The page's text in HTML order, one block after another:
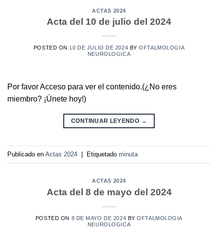
ACTAS 2024
Acta del 10 de julio del 2024
POSTED ON 10 DE JULIO DE 2024 BYOFTALMOLOGIA
NEUROLOGICA
Por favor Acceso para ver el contenido.(¿No eres
miembro? ¡Únete hoy!)
CONTINUAR LEYENDO →
Publicado en Actas 2024 | Etiquetado minuta
ACTAS 2024
Acta del 8 de mayo del 2024
POSTED ON 8 DE MAYO DE 2024 BYOFTALMOLOGIA
NEUROLOGICA